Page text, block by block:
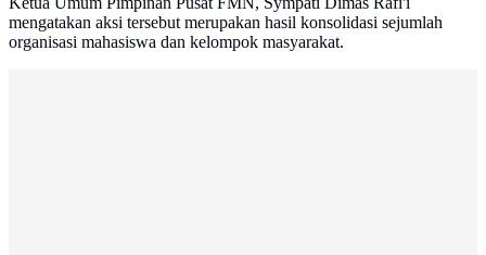
mengatakan aksi tersebut merupakan hasil konsolidasi sejumlah
organisasi mahasiswa dan kelompok masyarakat.